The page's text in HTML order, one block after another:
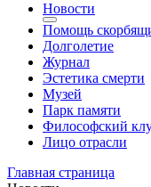
Новости
Помощь
Долголетие
Журнал
Эстетика смерти
Музей
Парк памяти
Философский
Лицо отрасли
Главная страница